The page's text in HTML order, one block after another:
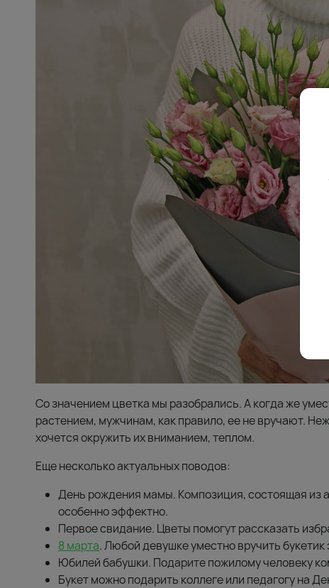
Со значением цветка мы разобрались. А когда же
растением, мужчинам, как правило, ее не вручают.
хочется окружить их вниманием, теплом.
Еще несколько актуальных поводов:
День рождения мамы. Композиция, состоящая из
особенно эффектно.
Первое свидание. Цветы помогут рассказать
8 марта. Любой девушке уместно вручить
Юбилей бабушки. Подарите пожилому человеку
Букет можно подарить коллеге или педагогу на